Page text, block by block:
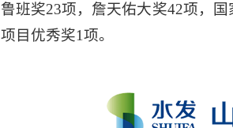
鲁班奖23项，詹天佑大奖42项，
项目优秀奖1项。